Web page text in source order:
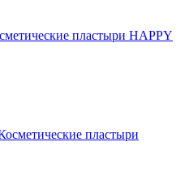
пластыри HAPPY